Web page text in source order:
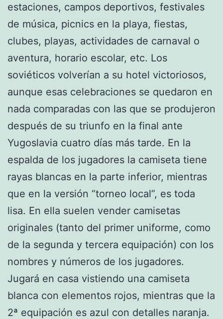
estaciones, campos deportivos, festivales
de música, picnics en la playa, fiestas,
clubes, playas, actividades de carnaval o
aventura, horario escolar, etc. Los
soviéticos volverían a su hotel victoriosos,
aunque esas celebraciones se quedaron en
nada comparadas con las que se produjeron
después de su triunfo en la final ante
Yugoslavia cuatro días más tarde. En la
espalda de los jugadores la camiseta tiene
rayas blancas en la parte inferior, mientras
que en la versión “torneo local”, es toda
lisa. En ella suelen vender camisetas
originales (tanto del primer uniforme, como
de la segunda y tercera equipación) con los
nombres y números de los jugadores.
Jugará en casa vistiendo una camiseta
blanca con elementos rojos, mientras que la
2ª equipación es azul con detalles naranja.